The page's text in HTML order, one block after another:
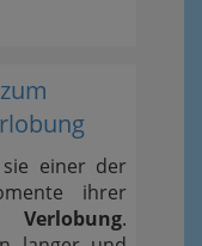
einer der
ihrer
Verlobung.